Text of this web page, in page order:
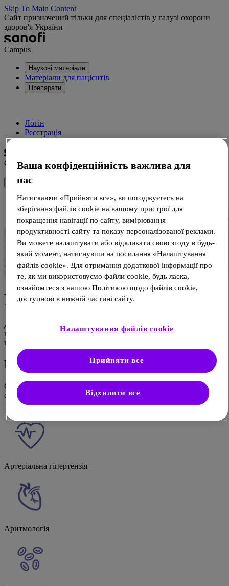
Skip To Main Content
Сайт призначений тільки для спеціалістів у галузі охорони
здоров'я України
Campus
Наукові матеріали
Матеріали для пацієнтів
Препарати
Логін
Реєстрація
Campus
Наукові матеріали
Досліджуйте широке різномаїття статей, відео, лекцій,
конференцій та наукових заходів за терапевтичними
напрямами
Більше про науку
Оберіть терапевтичний напрям, щоб знайти відповідні наукові
статті
Артеріальна гіпертензія
Аритмологія
Ваша конфіденційність важлива для
нас
Натискаючи «Прийняти все», ви погоджуєтесь на
зберігання файлів cookie на вашому пристрої для
покращення навігації по сайту, вимірювання
продуктивності сайту та показу персоналізованої реклами.
Ви можете налаштувати або відкликати свою згоду в будь-
який момент, натиснувши на посилання «Налаштування
файлів cookie». Для отримання додаткової інформації про
те, як ми використовуємо файли cookie, будь ласка,
ознайомтеся з нашою Політикою щодо файлів cookie,
доступною в нижній частині сайту.
Налаштування файлів cookie
Відхилити все
Прийняти все